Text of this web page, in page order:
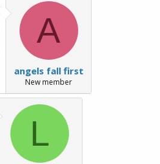
A
angels fall first
New member
L